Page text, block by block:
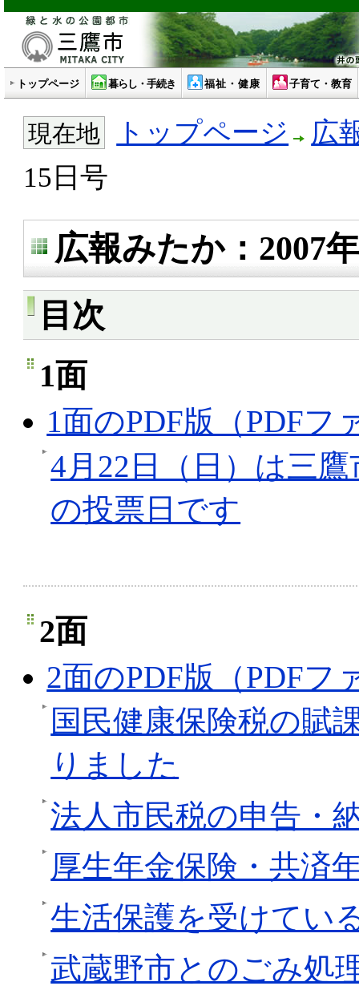
トップページ 暮らし・手続き 福祉・健康 子育て・教育
現在地 トップページ
広
15日号
広報みたか：2007
目次
1面
1面のPDF版（PDF
4月22日（日）は三
の投票日です
2面
2面のPDF版（PDF
国民健康保険税の賦
りました
法人市民税の申告・
厚生年金保険・共済
生活保護を受けてい
武蔵野市とのごみ処